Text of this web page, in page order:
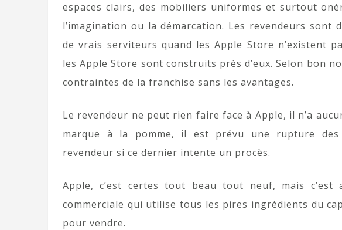
espaces clairs, des mobiliers uniformes et surtout
l’imagination ou la démarcation. Les revendeurs sont
de vrais serviteurs quand les Apple Store n’existent
les Apple Store sont construits près d’eux. Selon bon
contraintes de la franchise sans les avantages.
Le revendeur ne peut rien faire face à Apple, il n’a
marque à la pomme, il est prévu une rupture des
revendeur si ce dernier intente un procès.
Apple, c’est certes tout beau tout neuf, mais
commerciale qui utilise tous les pires ingrédients du
pour vendre.